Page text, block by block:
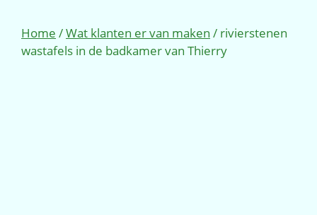
Home /Wat klanten er van maken / rivierstenen
wastafels in de badkamer van Thierry